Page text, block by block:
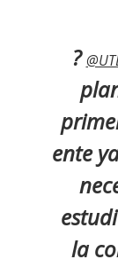
?
ente
la